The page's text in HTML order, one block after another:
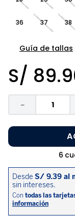
36 37 38
Guía de tallas
S/ 89.
－
6
zapatos niña